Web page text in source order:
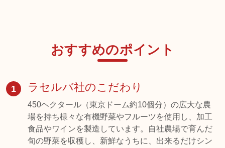
おすすめのポイント
1 ラセルバ社のこだわり
450ヘクタール（東京ドーム約10個分）の広大な農
場を持ち様々な有機野菜やフルーツを使用し、加工
食品やワインを製造しています。自社農場で育んだ
旬の野菜を収穫し、新鮮なうちに、出来るだけシン